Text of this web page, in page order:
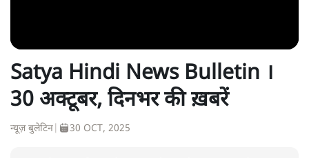
Satya Hindi News Bulletin ।
30 अक्टूबर, दिनभर की ख़बरें
न्यूज़ बुलेटिन 30 OCT, 2025